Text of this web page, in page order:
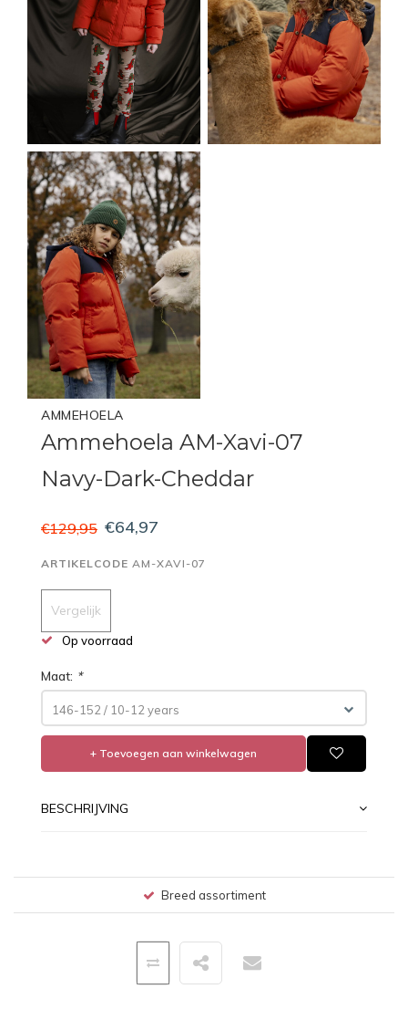
AMMEHOELA
Ammehoela AM-Xavi-07
Navy-Dark-Cheddar
€129,95 €64,97
ARTIKELCODE AM-XAVI-07
Vergelijk
Op voorraad
Maat: *
146-152 / 10-12 years
+ Toevoegen aan winkelwagen
BESCHRIJVING
Breed assortiment